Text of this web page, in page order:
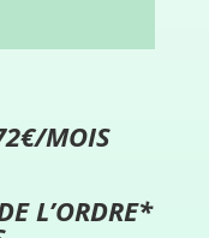
MOIS
L’ORDRE*